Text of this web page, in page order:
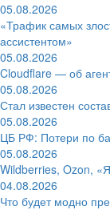
05.08.2026
«Трафик самых
ассистентом»
05.08.2026
Cloudflare — об
05.08.2026
Стал известен
05.08.2026
ЦБ РФ: Потери по
05.08.2026
Wildberries, Ozon,
04.08.2026
Что будет модно